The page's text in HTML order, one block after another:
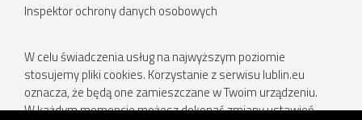
Inspektor ochrony danych osobowych
W celu świadczenia usług na najwyższym poziomie
stosujemy pliki cookies. Korzystanie z serwisu lublin.eu
oznacza, że będą one zamieszczane w Twoim urządzeniu.
W każdym momencie możesz dokonać zmiany ustawień